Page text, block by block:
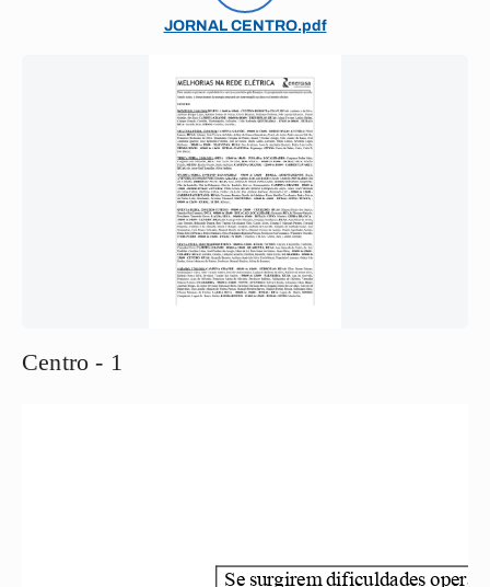
JORNAL CENTRO.pdf
Centro - 1